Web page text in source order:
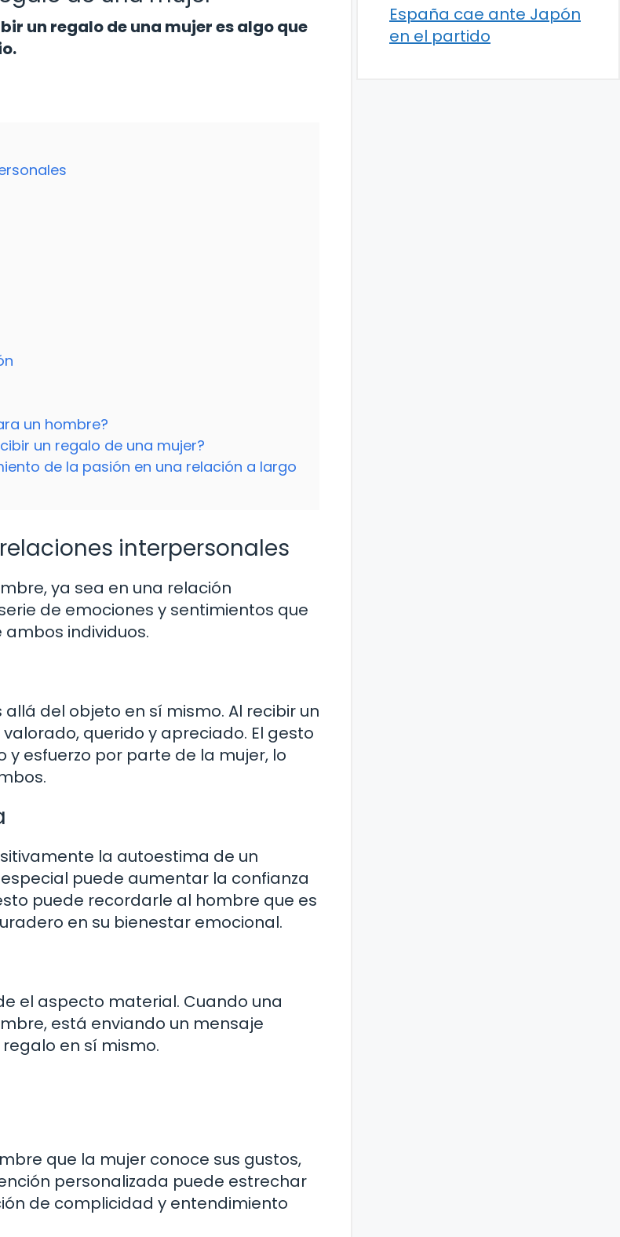
un regalo de una mujer es algo que
un hombre?
un regalo de una mujer?
de la pasión en una relación a largo
interpersonales
ya sea en una relación
de emociones y sentimientos que
individuos.
del objeto en sí mismo. Al recibir un
querido y apreciado. El gesto
esfuerzo por parte de la mujer, lo
la autoestima de un
puede aumentar la confianza
puede recordarle al hombre que es
en su bienestar emocional.
el aspecto material. Cuando una
está enviando un mensaje
en sí mismo.
que la mujer conoce sus gustos,
personalizada puede estrechar
de complicidad y entendimiento
España cae ante Japón
en el partido